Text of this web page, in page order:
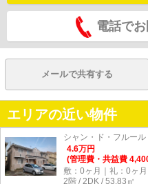
電話で
メールで共有する
エリアの近い物件
シャン・ド・フルー
4.6万円
(管理費・共益費
敷：0ヶ月｜礼：0ヶ月
2階 / 2DK / 53.83㎡